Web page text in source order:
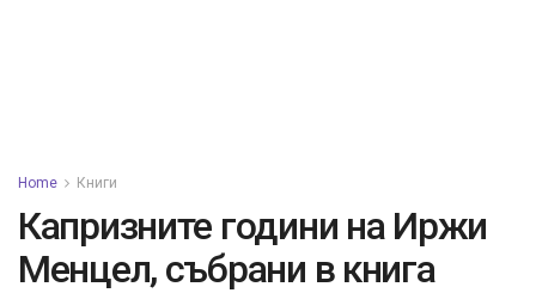
Home Книги
Капризните години на Иржи
Менцел, събрани в книга